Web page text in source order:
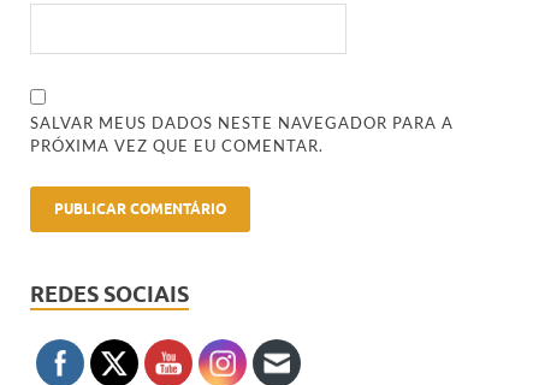
SALVAR MEUS DADOS NESTE NAVEGADOR PARA A
PRÓXIMA VEZ QUE EU COMENTAR.
REDES SOCIAIS